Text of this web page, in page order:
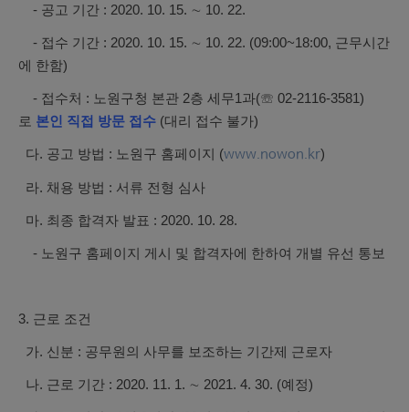
- 공고 기간 : 2020. 10. 15. ∼ 10. 22.
- 접수 기간 : 2020. 10. 15. ∼ 10. 22. (09:00~18:00, 근무시간
에 한함)
- 접수처 : 노원구청 본관 2층 세무1과(☏ 02-2116-3581)
로 본인 직접 방문 접수 (대리 접수 불가)
다. 공고 방법 : 노원구 홈페이지 (www.nowon.kr)
라. 채용 방법 : 서류 전형 심사
마. 최종 합격자 발표 : 2020. 10. 28.
- 노원구 홈페이지 게시 및 합격자에 한하여 개별 유선 통보
3. 근로 조건
가. 신분 : 공무원의 사무를 보조하는 기간제 근로자
나. 근로 기간 : 2020. 11. 1. ∼ 2021. 4. 30. (예정)